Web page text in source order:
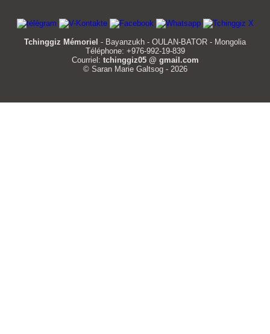
Tchinggiz Mémoriel - Bayanzukh - OULAN-BATOR - Mongolia
Téléphone: +976-992-19-839
Courriel: tchinggiz05 @ gmail.com
© Saran Marie Galtsog - 2026